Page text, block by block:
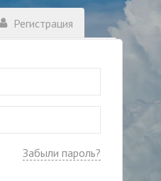
Регистрация
Забыли пароль?